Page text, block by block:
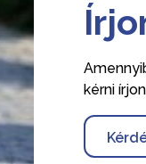
kérni